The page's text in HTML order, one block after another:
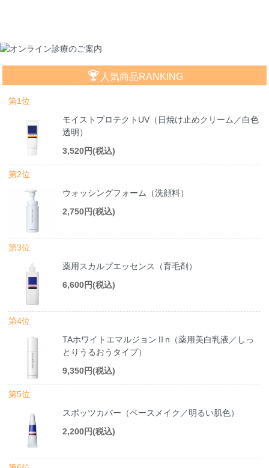
人気商品RANKING
第1位
モイストプロテクトUV（日焼け止めクリーム／白色
透明）
3,520円(税込)
第2位
ウォッシングフォーム（洗顔料）
2,750円(税込)
第3位
薬用スカルプエッセンス（育毛剤）
6,600円(税込)
第4位
TAホワイトエマルジョンⅡn（薬用美白乳液／しっ
とりうるおうタイプ）
9,350円(税込)
第5位
スポッツカバー（ベースメイク／明るい肌色）
2,200円(税込)